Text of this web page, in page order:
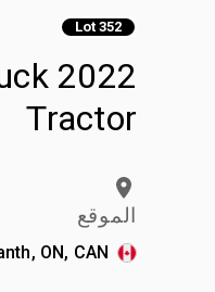
Lot 352
Tractor
الموقع
ON, CAN